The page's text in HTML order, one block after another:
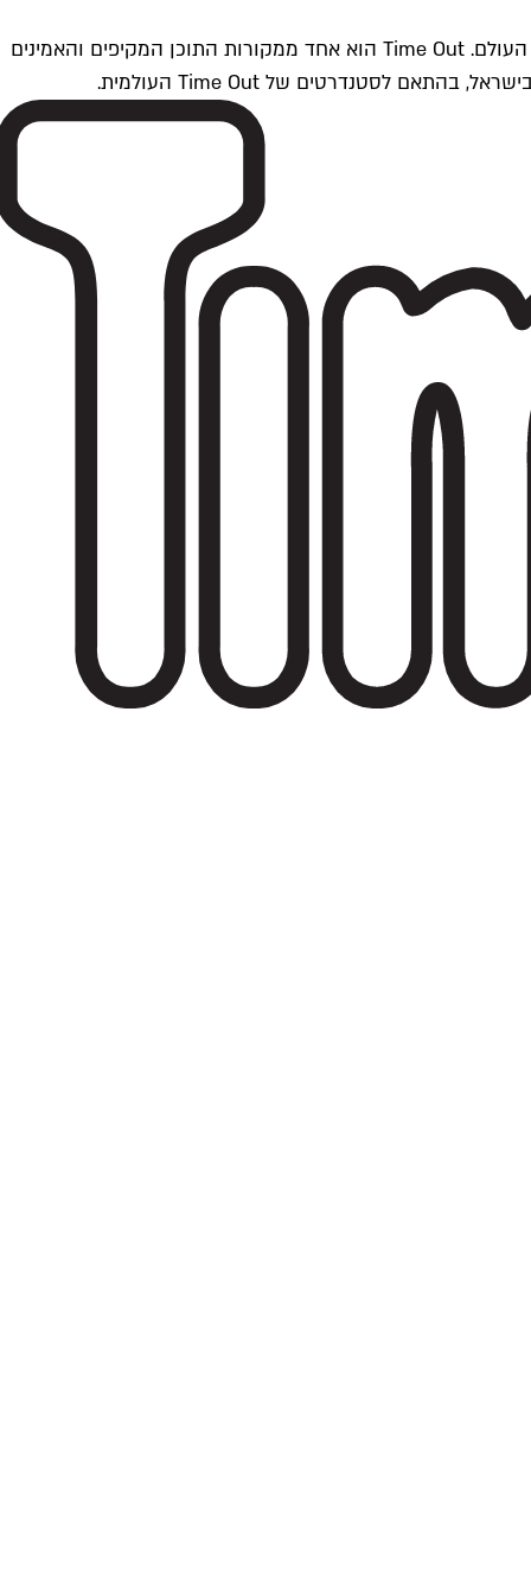
Time Outתל אביב הוא חלק מרשת Time Out Global — רשת מדיה בינלאומית הפועלת ב-360 ערים מרכזיות וב-60 מדינות ברחבי העולם. Time Out הוא אחד ממקורות התוכן המקיפים והאמינים